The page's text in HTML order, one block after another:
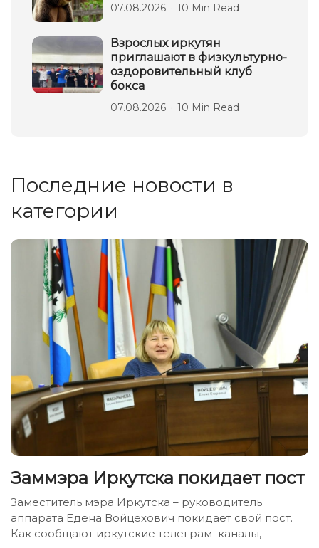
07.08.2026 10 Min Read
Взрослых иркутян
приглашают в физкультурно-
оздоровительный клуб
бокса
07.08.2026 10 Min Read
Последние новости в
категории
Заммэра Иркутска покидает пост
Заместитель мэра Иркутска – руководитель
аппарата Едена Войцехович покидает свой пост.
Как сообщают иркутские телеграм–каналы,